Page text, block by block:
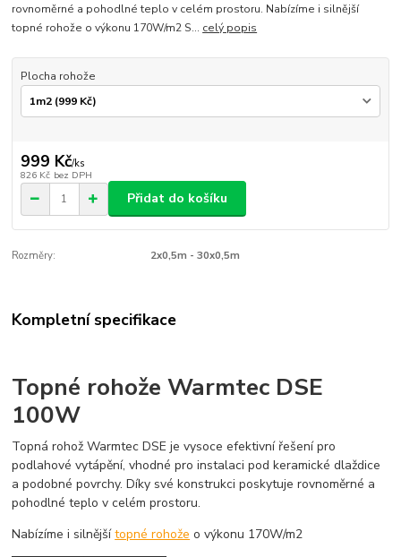
rovnoměrné a pohodlné teplo v celém prostoru. Nabízíme i silnější
topné rohože o výkonu 170W/m2 S... celý popis
Plocha rohože
999 Kč/ks
826 Kč bez DPH
Přidat do košíku
Rozměry: 2x0,5m - 30x0,5m
Kompletní specifikace
Topné rohože Warmtec DSE
100W
Topná rohož Warmtec DSE je vysoce efektivní řešení pro
podlahové vytápění, vhodné pro instalaci pod keramické dlaždice
a podobné povrchy. Díky své konstrukci poskytuje rovnoměrné a
pohodlné teplo v celém prostoru.
Nabízíme i silnějšítopné rohože o výkonu 170W/m2